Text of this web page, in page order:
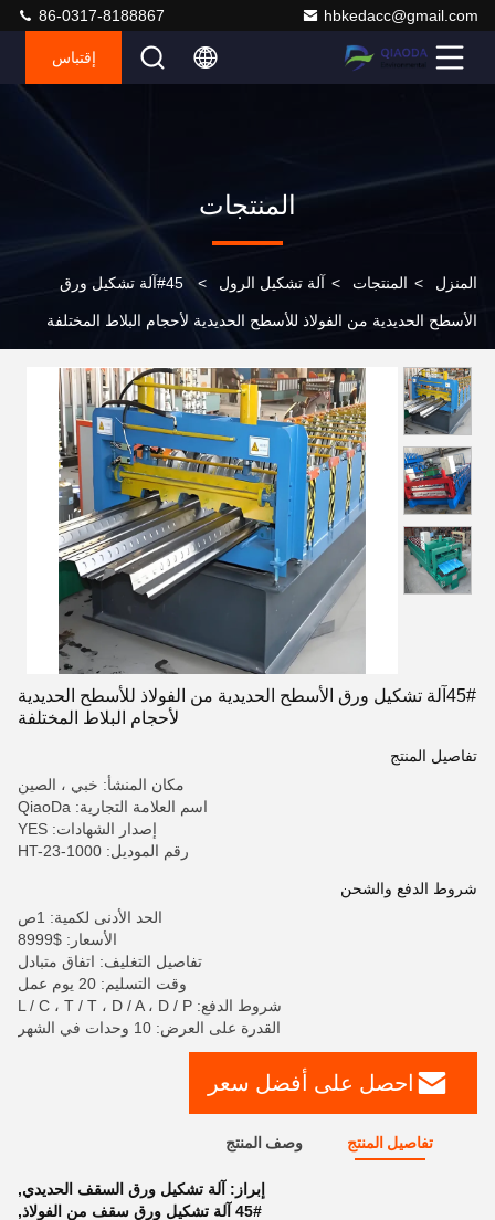
hbkedacc@gmail.com
86-0317-8188867
إقتباس
المنتجات
المنزل > المنتجات > آلة تشكيل الرول > 45#آلة تشكيل ورق
الأسطح الحديدية من الفولاذ للأسطح الحديدية لأحجام البلاط المختلفة
45#آلة تشكيل ورق الأسطح الحديدية من الفولاذ للأسطح الحديدية
لأحجام البلاط المختلفة
تفاصيل المنتج
مكان المنشأ: خبي ، الصين
اسم العلامة التجارية: QiaoDa
إصدار الشهادات: YES
رقم الموديل: HT-23-1000
شروط الدفع والشحن
الحد الأدنى لكمية: 1ص
الأسعار: $8999
تفاصيل التغليف: اتفاق متبادل
وقت التسليم: 20 يوم عمل
شروط الدفع: L / C ، T / T ، D / A ، D / P
القدرة على العرض: 10 وحدات في الشهر
احصل على أفضل سعر
تفاصيل المنتج وصف المنتج
إبراز: آلة تشكيل ورق السقف الحديدي,
45# آلة تشكيل ورق سقف من الفولاذ
,